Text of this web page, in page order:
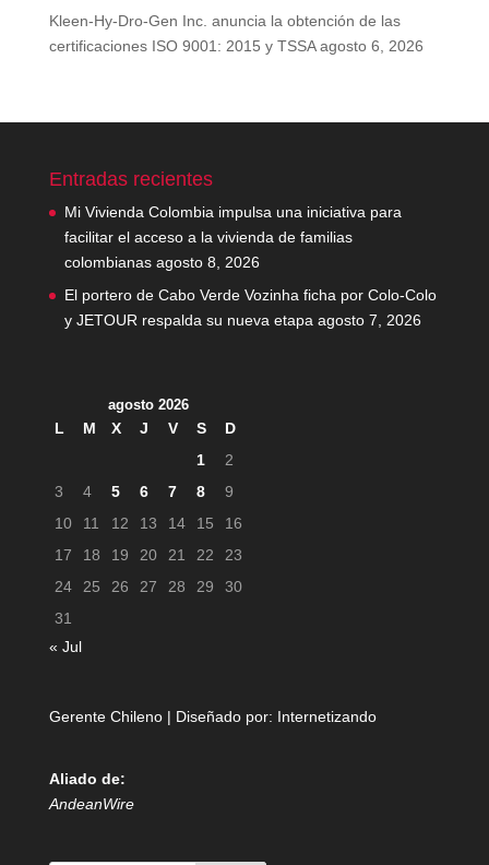
Kleen-Hy-Dro-Gen Inc. anuncia la obtención de las
certificaciones ISO 9001: 2015 y TSSA agosto 6, 2026
Entradas recientes
Mi Vivienda Colombia impulsa una iniciativa para
facilitar el acceso a la vivienda de familias
colombianas agosto 8, 2026
El portero de Cabo Verde Vozinha ficha por Colo-Colo
y JETOUR respalda su nueva etapa agosto 7, 2026
agosto 2026
L M X J V S
D
1
2
3
4 5 6 7 8
9
10
11 12 13 14 15
16
17
18 19 20 21 22
23
24
25 26 27 28 29
30
31
« Jul
Gerente Chileno | Diseñado por: Internetizando
Aliado de:
AndeanWire